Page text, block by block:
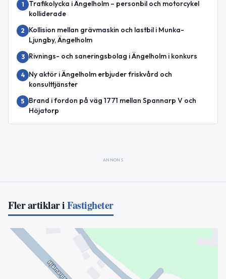
1
Trafikolycka i Ängelholm – personbil och motorcykel
kolliderade
2
Kollision mellan grävmaskin och lastbil i Munka-
Ljungby, Ängelholm
3 Rivnings- och saneringsbolag i Ängelholm i konkurs
4
Ny aktör i Ängelholm erbjuder friskvård och
konsulttjänster
5
Brand i fordon på väg 1771 mellan Spannarp V och
Höjatorp
ANNONS
Fler artiklar iFastigheter